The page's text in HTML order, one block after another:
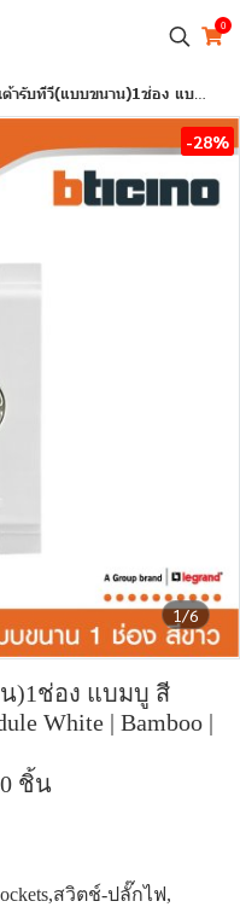
0
น)1ช่อง แบมบู สีขาวTV Female Socket 1Module White | Bamboo | AE2152DB
1/6
-28%
)1ช่อง แบมบู สี
White | Bamboo |
ชิ้น
,สวิตช์-ปลั๊กไฟ,